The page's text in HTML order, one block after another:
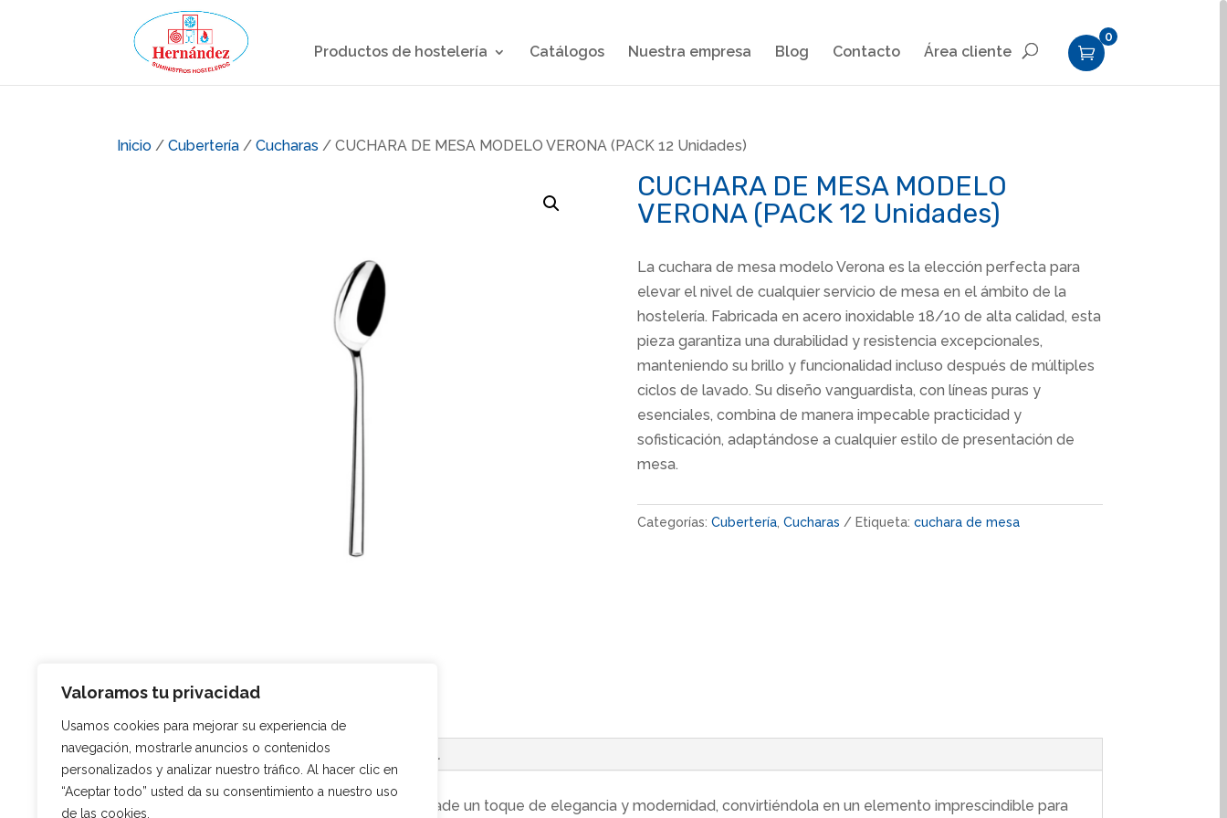
Valoramos tu privacidad
Usamos cookies para mejorar su experiencia de
navegación, mostrarle anuncios o contenidos
personalizados y analizar nuestro tráfico. Al hacer clic en
“Aceptar todo” usted da su consentimiento a nuestro uso
de las cookies.
Productos de hostelería Catálogos Nuestra empresa Blog Contacto Área cliente
0
Inicio / Cubertería / Cucharas / CUCHARA DE MESA MODELO VERONA (PACK 12 Unidades)
CUCHARA DE MESA MODELO
VERONA (PACK 12 Unidades)
La cuchara de mesa modelo Verona es la elección perfecta para
elevar el nivel de cualquier servicio de mesa en el ámbito de la
hostelería. Fabricada en acero inoxidable 18/10 de alta calidad, esta
pieza garantiza una durabilidad y resistencia excepcionales,
manteniendo su brillo y funcionalidad incluso después de múltiples
ciclos de lavado. Su diseño vanguardista, con líneas puras y
esenciales, combina de manera impecable practicidad y
sofisticación, adaptándose a cualquier estilo de presentación de
mesa.
Categorías: Cubertería, Cucharas Etiqueta: cuchara de mesa
Descripción Información adicional
El acabado pulido de la cuchara Verona añade un toque de elegancia y modernidad, convirtiéndola en un elemento imprescindible para